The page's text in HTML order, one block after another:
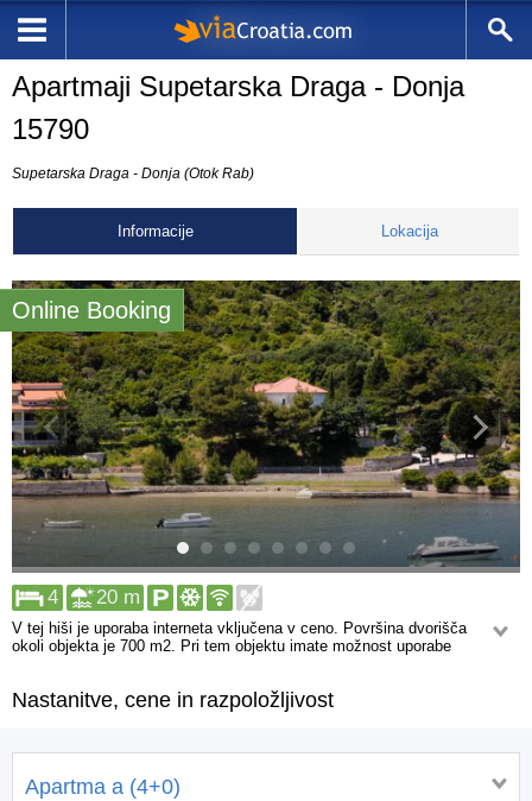
Apartmaji Supetarska Draga - Donja
15790
Supetarska Draga - Donja (Otok Rab)
Informacije Lokacija
Online Booking
4 20 m
V tej hiši je uporaba interneta vključena v ceno. Površina dvorišča
okoli objekta je 700 m2. Pri tem objektu imate možnost uporabe
Storitveni objekti, ki se nahajajo na oddaljenosti, večji od 1 km, so: Nujna
medicinska pomoč, Nočni klub, Center.
Nastanitve, cene in razpoložljivost
Apartma a (4+0)